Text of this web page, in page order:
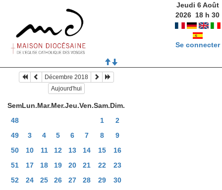
Jeudi 6 Août
2026 18 h30
Se connecter
Décembre 2018
Aujourd'hui
SemLun.Mar.Mer.Jeu.Ven.Sam.Dim.
48
1
2
49
3 4 5 6 7 8
9
50
10 11 12 13 14 15
16
51
17 18 19 20 21 22
23
52
24 25 26 27 28 29
30